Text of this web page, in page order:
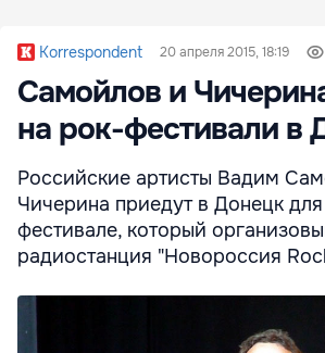
Korrespondent 20 апреля 2015, 18:19
Самойлов и
на рок-фестивали в
Российские артисты Вадим
Чичерина приедут в Донецк
фестивале, который
радиостанция "Новороссия